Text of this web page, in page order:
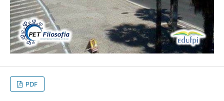
PDF